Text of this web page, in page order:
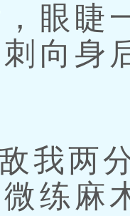
眼睫
向身
我两
练麻